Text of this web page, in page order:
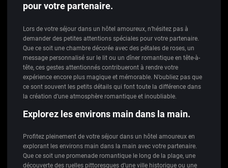
pour votre partenaire.
Lors de votre séjour dans un hôtel amoureux, n’hésitez pas à
demander des petites attentions spéciales pour votre partenaire.
Que ce soit une chambre décorée avec des pétales de roses, un
message personnalisé sur le lit ou un dîner romantique en tête-à-
tête, ces gestes attentionnés contribueront à rendre votre
expérience encore plus magique et mémorable. N’oubliez pas que
ce sont souvent les petits détails qui font toute la différence dans
la création d’une atmosphère romantique et inoubliable.
Explorez les environs main dans la main.
Profitez pleinement de votre séjour dans un hôtel amoureux en
explorant les environs main dans la main avec votre partenaire.
Que ce soit une promenade romantique le long de la plage, une
découverte des ruelles pittoresques d’une ville historique ou une